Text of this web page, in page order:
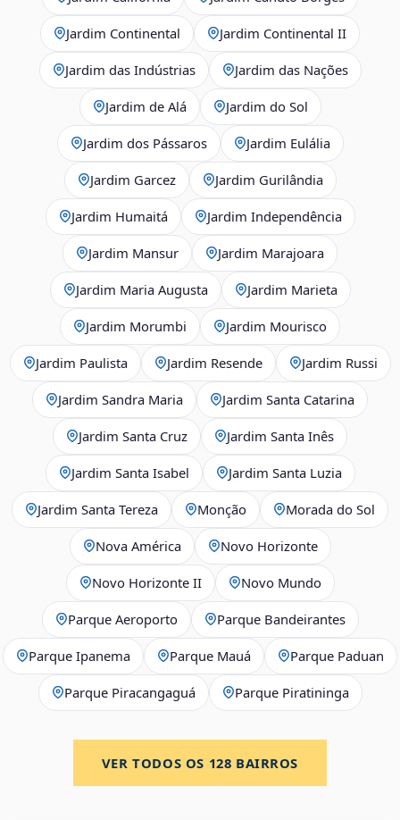
Jardim Continental Jardim Continental II
Jardim das Indústrias Jardim das Nações
Jardim de Alá Jardim do Sol
Jardim dos Pássaros Jardim Eulália
Jardim Garcez Jardim Gurilândia
Jardim Humaitá Jardim Independência
Jardim Mansur Jardim Marajoara
Jardim Maria Augusta Jardim Marieta
Jardim Morumbi Jardim Mourisco
Jardim Paulista Jardim Resende Jardim Russi
Jardim Sandra Maria Jardim Santa Catarina
Jardim Santa Cruz Jardim Santa Inês
Jardim Santa Isabel Jardim Santa Luzia
Jardim Santa Tereza Monção Morada do Sol
Nova América Novo Horizonte
Novo Horizonte II Novo Mundo
Parque Aeroporto Parque Bandeirantes
Parque Ipanema Parque Mauá Parque Paduan
Parque Piracangaguá Parque Piratininga
VER TODOS OS 128 BAIRROS